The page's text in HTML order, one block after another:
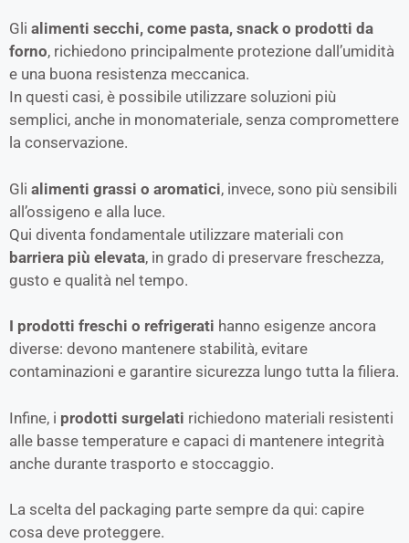
Gli alimenti secchi, come pasta, snack o prodotti da
forno, richiedono principalmente protezione dall’umidità
e una buona resistenza meccanica.
In questi casi, è possibile utilizzare soluzioni più
semplici, anche in monomateriale, senza compromettere
la conservazione.
Gli alimenti grassi o aromatici, invece, sono più sensibili
all’ossigeno e alla luce.
Qui diventa fondamentale utilizzare materiali con
barriera più elevata, in grado di preservare freschezza,
gusto e qualità nel tempo.
I prodotti freschi o refrigerati hanno esigenze ancora
diverse: devono mantenere stabilità, evitare
contaminazioni e garantire sicurezza lungo tutta la filiera.
Infine, i prodotti surgelati richiedono materiali resistenti
alle basse temperature e capaci di mantenere integrità
anche durante trasporto e stoccaggio.
La scelta del packaging parte sempre da qui: capire
cosa deve proteggere.